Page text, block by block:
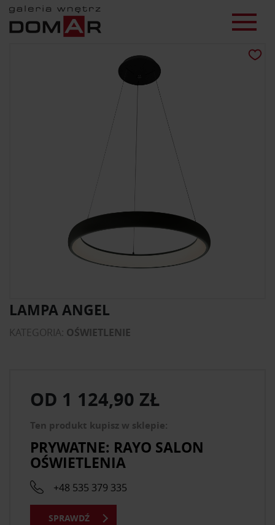
LAMPA ANGEL
KATEGORIA: OŚWIETLENIE
OD 1 124,90 ZŁ
Ten produkt kupisz w sklepie:
PRYWATNE: RAYO SALON
OŚWIETLENIA
+48 535 379 335
SPRAWDŹ